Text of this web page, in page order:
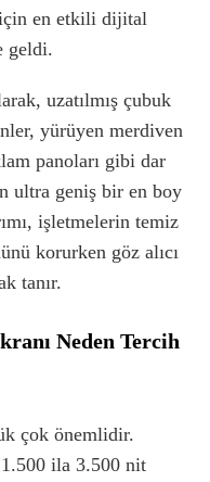
en etkili dijital
geldi.
uzatılmış çubuk
yürüyen merdiven
panoları gibi dar
ultra geniş bir en boy
işletmelerin temiz
korurken göz alıcı
tanır.
Neden Tercih
çok önemlidir.
1.500 ila 3.500 nit